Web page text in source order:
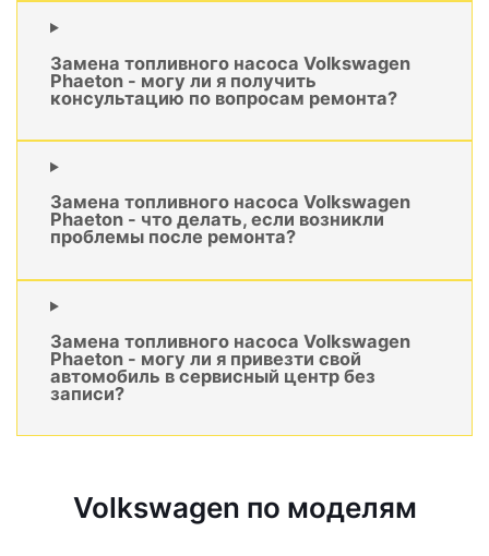
Замена топливного насоса Volkswagen
Phaeton - могу ли я получить
консультацию по вопросам ремонта?
Замена топливного насоса Volkswagen
Phaeton - что делать, если возникли
проблемы после ремонта?
Замена топливного насоса Volkswagen
Phaeton - могу ли я привезти свой
автомобиль в сервисный центр без
записи?
Volkswagen по моделям